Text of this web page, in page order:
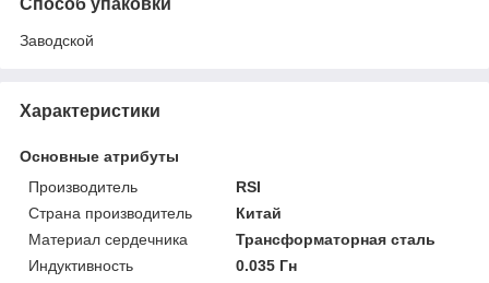
Способ упаковки
Заводской
Характеристики
Основные атрибуты
Производитель
RSI
Страна производитель
Китай
Материал сердечника
Трансформаторная сталь
Индуктивность
0.035 Гн